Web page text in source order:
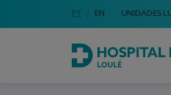
Escolha o seu idioma
Idioma em Português
PT English Language
EN UNIDADES
Hospital da Luz Loulé